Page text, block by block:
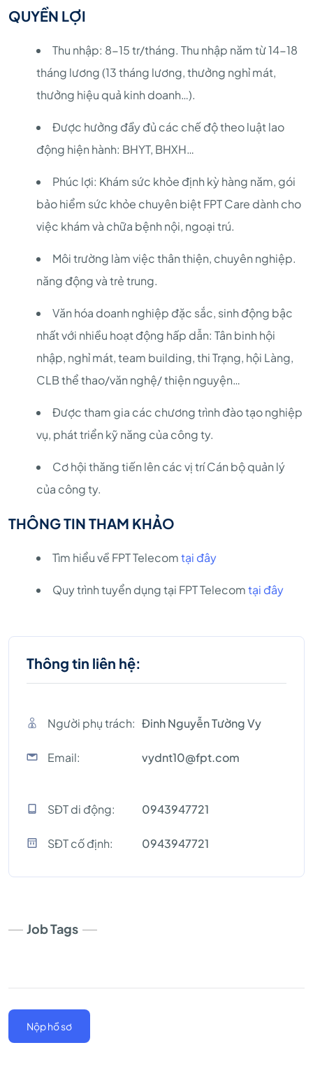
QUYỀN LỢI
Thu nhập: 8-15 tr/tháng. Thu nhập năm từ 14-18
tháng lương (13 tháng lương, thưởng nghỉ mát,
thưởng hiệu quả kinh doanh…).
Được hưởng đầy đủ các chế độ theo luật lao
động hiện hành: BHYT, BHXH…
Phúc lợi: Khám sức khỏe định kỳ hàng năm, gói
bảo hiểm sức khỏe chuyên biệt FPT Care dành cho
việc khám và chữa bệnh nội, ngoại trú.
Môi trường làm việc thân thiện, chuyên nghiệp.
năng động và trẻ trung.
Văn hóa doanh nghiệp đặc sắc, sinh động bậc
nhất với nhiều hoạt động hấp dẫn: Tân binh hội
nhập, nghỉ mát, team building, thi Trạng, hội Làng,
CLB thể thao/văn nghệ/ thiện nguyện…
Được tham gia các chương trình đào tạo nghiệp
vụ, phát triển kỹ năng của công ty.
Cơ hội thăng tiến lên các vị trí Cán bộ quản lý
của công ty.
THÔNG TIN THAM KHẢO
Tìm hiểu về FPT Telecomtại đây
Quy trình tuyển dụng tại FPT Telecomtại đây
Thông tin liên hệ:
Người phụ trách: Đinh Nguyễn Tường Vy
Email: vydnt10@fpt.com
SĐT di động: 0943947721
SĐT cố định: 0943947721
Job Tags
Nộp hồ sơ